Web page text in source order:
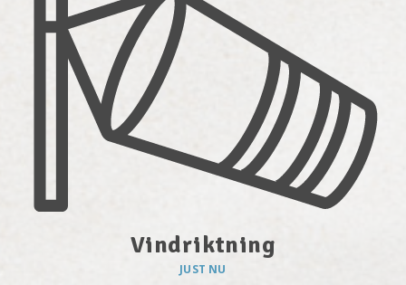
Vindriktning
JUST NU